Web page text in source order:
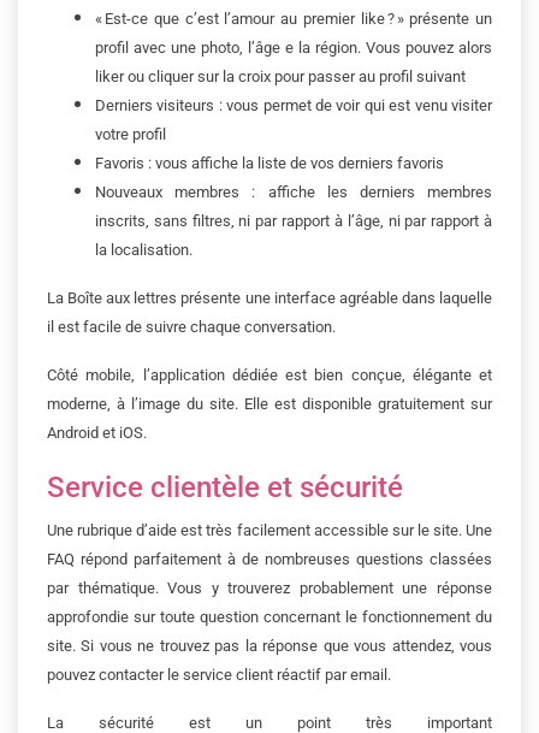
« Est-ce que c’est l’amour au premier like ? » présente un
profil avec une photo, l’âge e la région. Vous pouvez alors
liker ou cliquer sur la croix pour passer au profil suivant
Derniers visiteurs : vous permet de voir qui est venu visiter
votre profil
Favoris : vous affiche la liste de vos derniers favoris
Nouveaux membres : affiche les derniers membres
inscrits, sans filtres, ni par rapport à l’âge, ni par rapport à
la localisation.
La Boîte aux lettres présente une interface agréable dans laquelle
il est facile de suivre chaque conversation.
Côté mobile, l’application dédiée est bien conçue, élégante et
moderne, à l’image du site. Elle est disponible gratuitement sur
Android et iOS.
Service clientèle et sécurité
Une rubrique d’aide est très facilement accessible sur le site. Une
FAQ répond parfaitement à de nombreuses questions classées
par thématique. Vous y trouverez probablement une réponse
approfondie sur toute question concernant le fonctionnement du
site. Si vous ne trouvez pas la réponse que vous attendez, vous
pouvez contacter le service client réactif par email.
La sécurité est un point très important